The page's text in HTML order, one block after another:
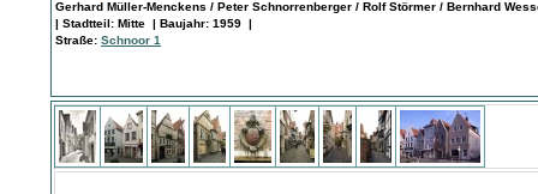
Gerhard Müller-Menckens / Peter Schnorrenberger / Rolf Störmer / Bernhard
| Stadtteil: Mitte | Baujahr: 1959 |
Straße:Schnoor 1